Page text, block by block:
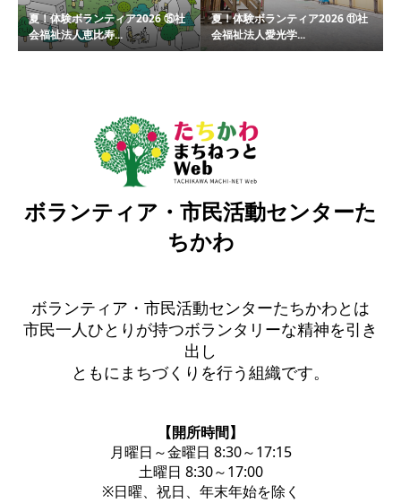
夏！体験ボランティア2026 ⑮社
会福祉法人恵比寿...
夏！体験ボランティア2026 ⑪社
会福祉法人愛光学...
ボランティア・市民活動センターた
ちかわ
ボランティア・市民活動センターたちかわとは
市民一人ひとりが持つボランタリーな精神を引き
出し
ともにまちづくりを行う組織です。
【開所時間】
月曜日～金曜日 8:30～17:15
土曜日 8:30～17:00
※日曜、祝日、年末年始を除く